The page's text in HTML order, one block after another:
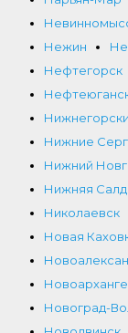
Нежин
Нефтегорск
Нижние
Нижний
Нижняя
Николаевск
Новая
Новоград-